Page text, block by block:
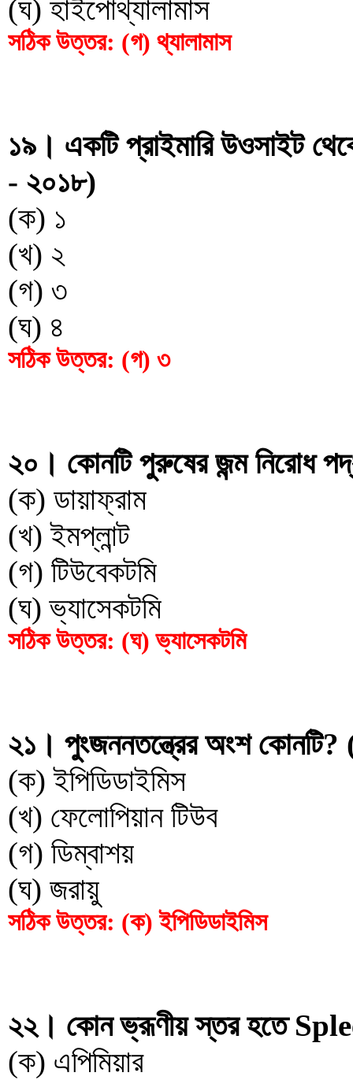
(ঘ) হাইপোথ্যালামাস
সঠিক উত্তর: (গ) থ্যালামাস
১৯। একটি প্রাইমারি উওসাইট
- ২০১৮)
(ক) ১
(খ) ২
(গ) ৩
(ঘ) ৪
সঠিক উত্তর: (গ) ৩
২০। কোনটি পুরুষের জন্ম নিরোধ
(ক) ডায়াফ্রাম
(খ) ইমপ্লান্ট
(গ) টিউবেকটমি
(ঘ) ভ্যাসেকটমি
সঠিক উত্তর: (ঘ) ভ্যাসেকটমি
২১। পুংজননতন্ত্রের অংশ কোনটি?
(ক) ইপিডিডাইমিস
(খ) ফেলোপিয়ান টিউব
(গ) ডিম্বাশয়
(ঘ) জরায়ু
সঠিক উত্তর: (ক) ইপিডিডাইমিস
২২। কোন ভ্রূণীয় স্তর হতে
(ক) এপিমিয়ার